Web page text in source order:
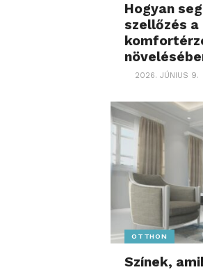
Hogyan
szellőzés
2026. JÚNIUS 9.
OTTHON
Színek,